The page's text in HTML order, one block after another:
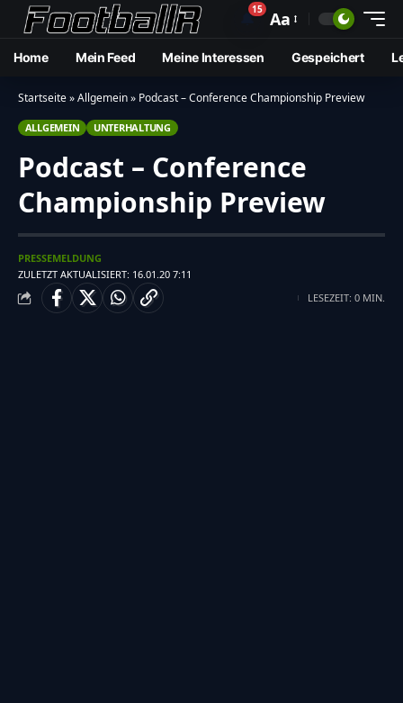
🔔15 Aa
Home Mein Feed Meine Interessen Gespeichert
Startseite»Allgemein» Podcast – Conference Championship Preview
ALLGEMEIN UNTERHALTUNG
Podcast – Conference
Championship Preview
ZULETZT AKTUALISIERT: 16.01.20 7:11
PRESSEMELDUNG
LESEZEIT: 0 MIN.